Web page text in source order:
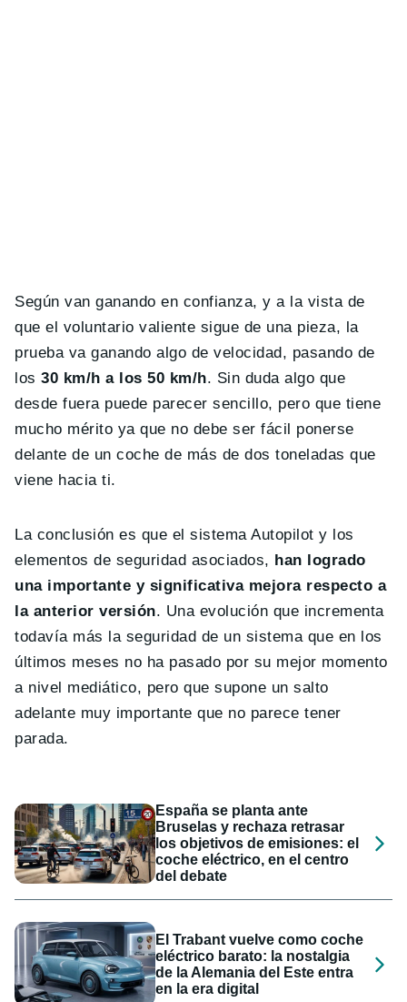
Según van ganando en confianza, y a la vista de
que el voluntario valiente sigue de una pieza, la
prueba va ganando algo de velocidad, pasando de
los30 km/h a los 50 km/h. Sin duda algo que
desde fuera puede parecer sencillo, pero que tiene
mucho mérito ya que no debe ser fácil ponerse
delante de un coche de más de dos toneladas que
viene hacia ti.
La conclusión es que el sistema Autopilot y los
elementos de seguridad asociados, han logrado
una importante y significativa mejora respecto a
la anterior versión. Una evolución que incrementa
todavía más la seguridad de un sistema que en los
últimos meses no ha pasado por su mejor momento
a nivel mediático, pero que supone un salto
adelante muy importante que no parece tener
parada.
España se planta ante
Bruselas y rechaza retrasar
los objetivos de emisiones: el
coche eléctrico, en el centro
del debate
El Trabant vuelve como coche
eléctrico barato: la nostalgia
de la Alemania del Este entra
en la era digital